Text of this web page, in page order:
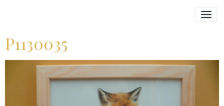
P1130035